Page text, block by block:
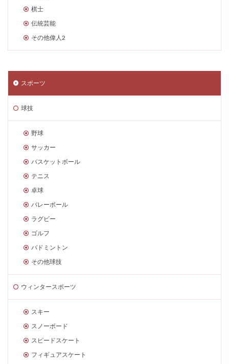
棋士
伝統芸能
その他偉人2
スポーツ
球技
野球
サッカー
バスケットボール
テニス
卓球
バレーボール
ラグビー
ゴルフ
バドミントン
その他球技
ウィンタースポーツ
スキー
スノーボード
スピードスケート
フィギュアスケート